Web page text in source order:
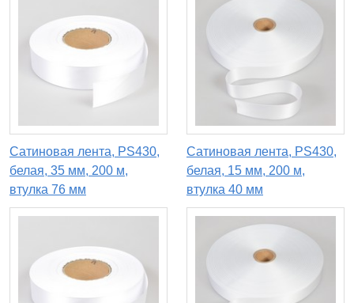
Сатиновая лента, PS430,
белая, 35 мм, 200 м,
втулка 76 мм
Сатиновая лента, PS430,
белая, 15 мм, 200 м,
втулка 40 мм